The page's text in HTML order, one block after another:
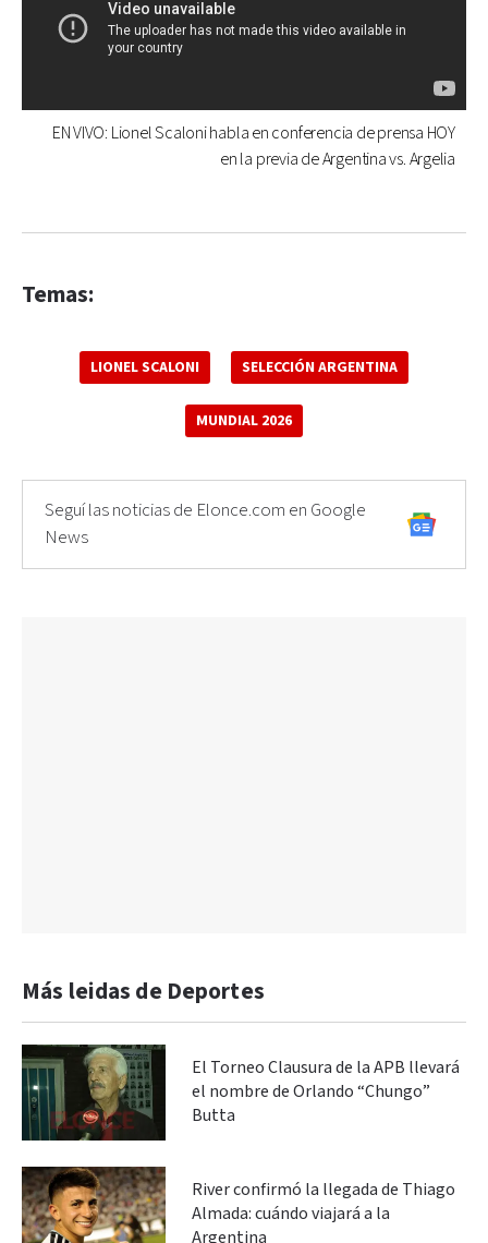
EN VIVO: Lionel Scaloni habla en conferencia de prensa HOY
en la previa de Argentina vs. Argelia
Temas:
LIONEL SCALONI SELECCIÓN ARGENTINA
MUNDIAL 2026
Seguí las noticias de Elonce.com en Google
News
Más leidas de Deportes
El Torneo Clausura de la APB llevará
el nombre de Orlando “Chungo”
Butta
River confirmó la llegada de Thiago
Almada: cuándo viajará a la
Argentina